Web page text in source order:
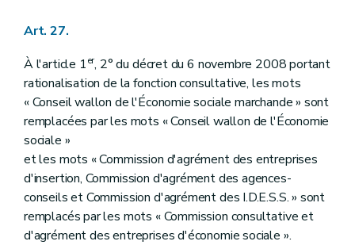
Art. 27.
À l'article 1er, 2° du décret du 6 novembre 2008 portant
rationalisation de la fonction consultative, les mots
« Conseil wallon de l'Économie sociale marchande » sont
remplacées par les mots « Conseil wallon de l'Économie
sociale »
et les mots « Commission d'agrément des entreprises
d'insertion, Commission d'agrément des agences-
conseils et Commission d'agrément des I.D.E.S.S. » sont
remplacés par les mots « Commission consultative et
d'agrément des entreprises d'économie sociale ».